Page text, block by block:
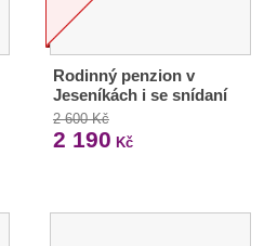
Rodinný penzion v
Jeseníkách i se snídaní
2 600 Kč
2 190 Kč